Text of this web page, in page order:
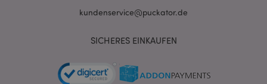
kundenservice@puckator.de
SICHERES EINKAUFEN